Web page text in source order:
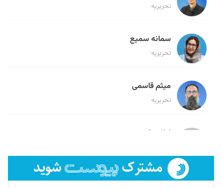
تحریریه
سمانه سمیع
تحریریه
میثم قاسمی
تحریریه
لیلا حنارود
فائزه فتحی رستمی